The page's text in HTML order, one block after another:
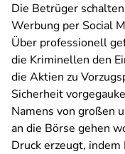
Die Betrüger
Werbung per Social
Über professionell
die Kriminellen den
die Aktien zu
Sicherheit
Namens von großen
an die Börse gehen
Druck erzeugt,